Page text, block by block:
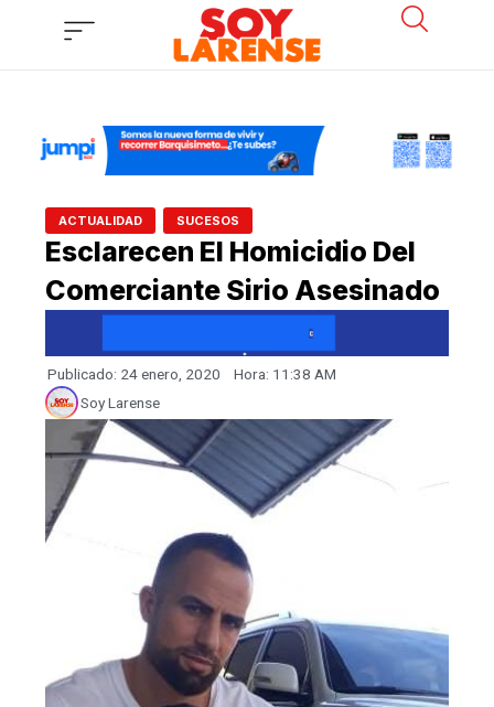
ACTUALIDAD SUCESOS
Esclarecen El Homicidio Del
Comerciante Sirio Asesinado
Publicado: 24 enero, 2020 Hora: 11:38 AM
Soy Larense